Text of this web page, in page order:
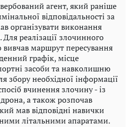
агент, який раніше
відповідальності за
організувати виконання
реалізації злочинного
вивчав маршрут пересування
графік, місце
засоби та навколишню
збору необхідної інформації
вчинення злочину - із
а також розпочав
мав відповідні навички
літальними апаратами.